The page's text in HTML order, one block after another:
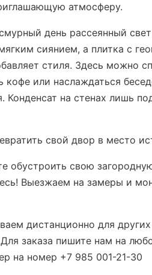
атмосферу.
день рассеянный свет
сиянием, а плитка с
стиля. Здесь можно
кофе или наслаждаться
Конденсат на стенах лишь
свой двор в место
обустроить свою
Выезжаем на замеры и
дистанционно для
заказа пишите нам на
на номер +7 985 001-21-30